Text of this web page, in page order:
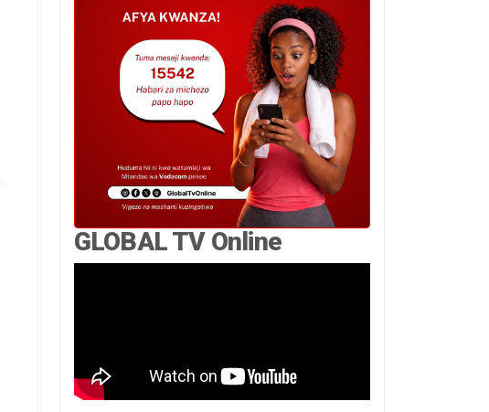
GLOBAL TV Online